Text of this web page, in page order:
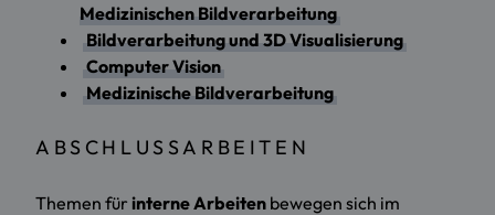
Medizinischen Bildverarbeitung
Bildverarbeitung und 3D Visualisierung
Computer Vision
Medizinische Bildverarbeitung
ABSCHLUSSARBEITEN
Themen für interne Arbeiten bewegen sich im